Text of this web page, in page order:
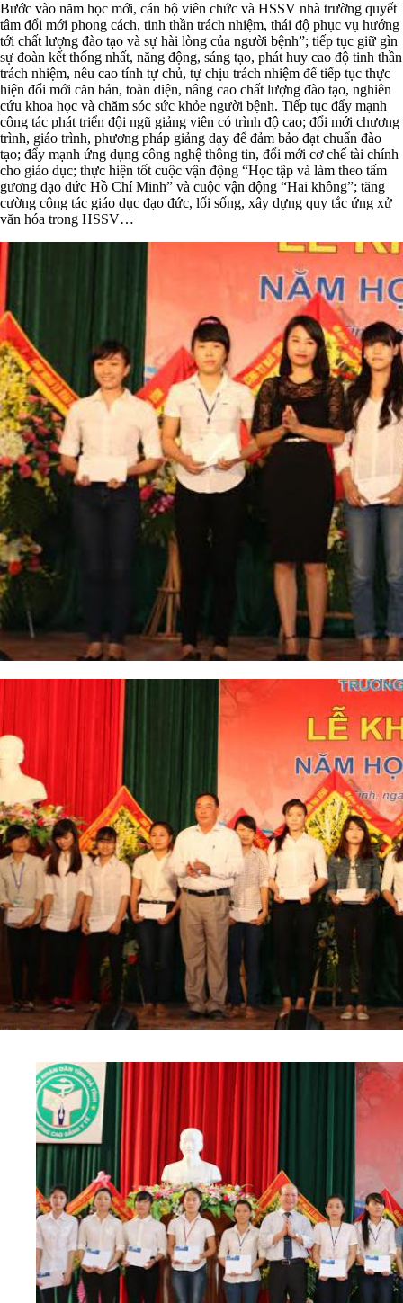
Bước vào năm học mới, cán bộ viên chức và HSSV nhà trường quyết
tâm đổi mới phong cách, tinh thần trách nhiệm, thái độ phục vụ hướng
tới chất lượng đào tạo và sự hài lòng của người bệnh”; tiếp tục giữ gìn
sự đoàn kết thống nhất, năng động, sáng tạo, phát huy cao độ tinh thần
trách nhiệm, nêu cao tính tự chủ, tự chịu trách nhiệm để tiếp tục thực
hiện đổi mới căn bản, toàn diện, nâng cao chất lượng đào tạo, nghiên
cứu khoa học và chăm sóc sức khỏe người bệnh. Tiếp tục đẩy mạnh
công tác phát triển đội ngũ giảng viên có trình độ cao; đổi mới chương
trình, giáo trình, phương pháp giảng dạy để đảm bảo đạt chuẩn đào
tạo; đẩy mạnh ứng dụng công nghệ thông tin, đổi mới cơ chế tài chính
cho giáo dục; thực hiện tốt cuộc vận động “Học tập và làm theo tấm
gương đạo đức Hồ Chí Minh” và cuộc vận động “Hai không”; tăng
cường công tác giáo dục đạo đức, lối sống, xây dựng quy tắc ứng xử
văn hóa trong HSSV…